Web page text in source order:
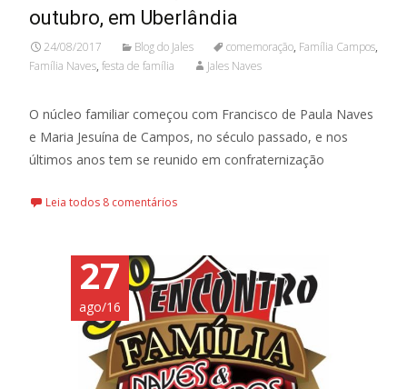
outubro, em Uberlândia
24/08/2017 Blog do Jales comemoração, Família Campos,
Família Naves, festa de família Jales Naves
O núcleo familiar começou com Francisco de Paula Naves
e Maria Jesuína de Campos, no século passado, e nos
últimos anos tem se reunido em confraternização
Leia todos 8 comentários
27
ago/16